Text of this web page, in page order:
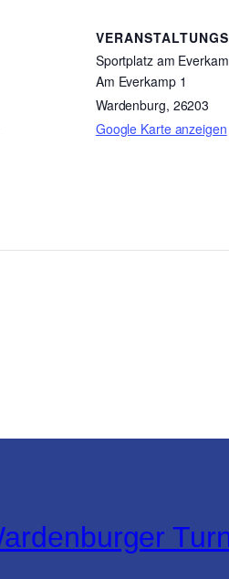
Sportplatz am
Am Everkamp 1
Wardenburg, 26203
Google Karte anzeigen